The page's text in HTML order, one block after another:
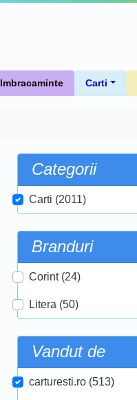
Imbracaminte Carti
Categorii
Carti (2011)
Branduri
Corint (24)
Litera (50)
Vandut de
carturesti.ro (513)